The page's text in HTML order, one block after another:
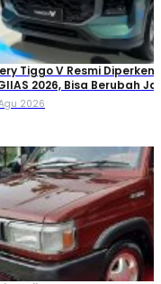
Tiggo V Resmi
2026, Bisa Berubah
Cabin
2026